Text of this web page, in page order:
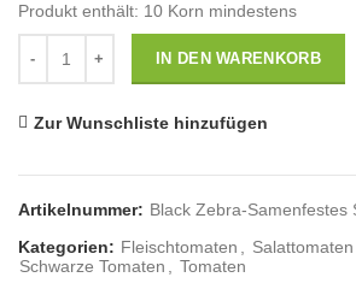
Produkt enthält: 10 Korn mindestens
IN DEN WARENKORB
Zur Wunschliste hinzufügen
Artikelnummer: Black Zebra-Samenfestes
Kategorien: Fleischtomaten Salattomaten
Schwarze Tomaten
Tomaten